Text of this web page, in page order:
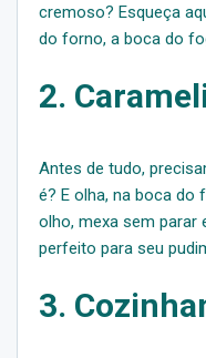
cremoso? Esqueça
do forno, a boca do
2.
Antes de tudo,
é? E olha, na boca do
olho, mexa sem parar
perfeito para seu
3.